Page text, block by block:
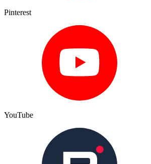
Pinterest
YouTube